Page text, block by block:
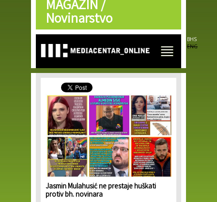
Skip to
main
content
MAGAZIN /
Novinarstvo
BHS
ENG
Jasmin Mulahusić ne prestaje huškati
protiv bh. novinara